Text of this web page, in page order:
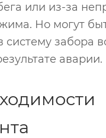
или из-за
Но могут
забора
аварии.